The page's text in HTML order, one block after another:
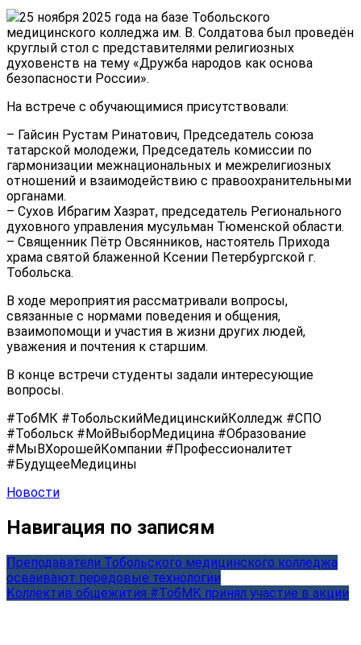
25 ноября 2025 года на базе Тобольского
медицинского колледжа им. В. Солдатова был проведён
круглый стол с представителями религиозных
духовенств на тему «Дружба народов как основа
безопасности России».
На встрече с обучающимися присутствовали:
– Гайсин Рустам Ринатович, Председатель союза
татарской молодежи, Председатель комиссии по
гармонизации межнациональных и межрелигиозных
отношений и взаимодействию с правоохранительными
органами.
– Сухов Ибрагим Хазрат, председатель Регионального
духовного управления мусульман Тюменской области.
– Священник Пётр Овсянников, настоятель Прихода
храма святой блаженной Ксении Петербургской г.
Тобольска.
В ходе мероприятия рассматривали вопросы,
связанные с нормами поведения и общения,
взаимопомощи и участия в жизни других людей,
уважения и почтения к старшим.
В конце встречи студенты задали интересующие
вопросы.
#ТобМК #ТобольскийМедицинскийКолледж #СПО
#Тобольск #МойВыборМедицина #Образование
#МыВХорошейКомпании #Профессионалитет
#БудущееМедицины
Новости
Навигация по записям
Преподаватели Тобольского медицинского колледжа
осваивают передовые технологии
Коллектив общежития #ТобМК принял участие в акции